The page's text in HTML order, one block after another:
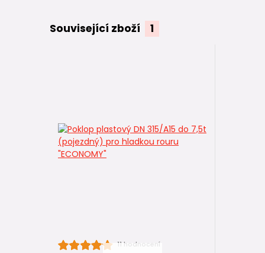
Související zboží 1
11 hodnocení